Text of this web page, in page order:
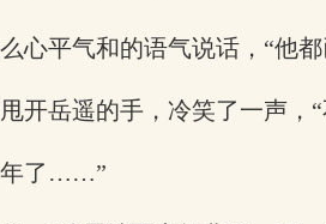
心平气和的语气说话，“他
开岳遥的手，冷笑了一声，
年了……”